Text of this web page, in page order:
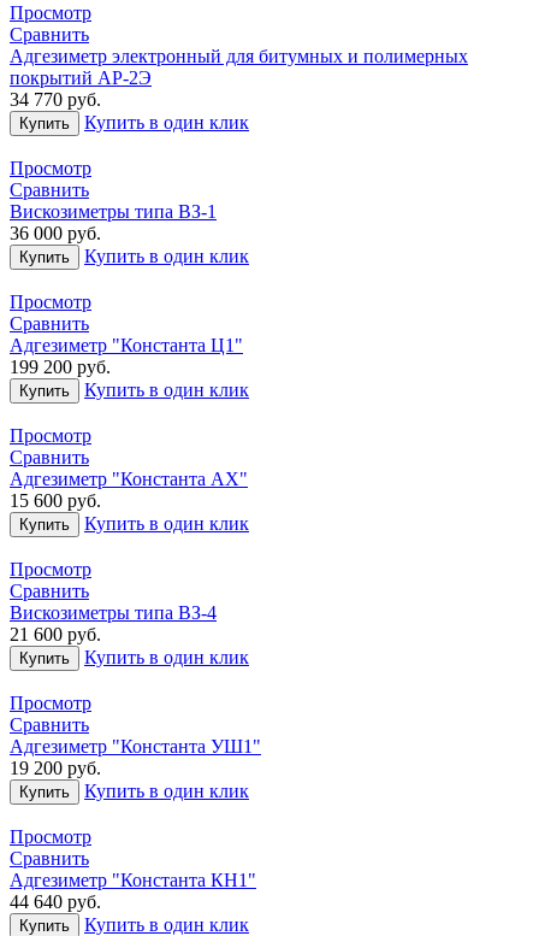
Просмотр
Сравнить
Адгезиметр электронный для битумных и полимерных
покрытий АР-2Э
34 770 руб.
Купить Купить в один клик
Просмотр
Сравнить
Вискозиметры типа ВЗ-1
36 000 руб.
Купить Купить в один клик
Просмотр
Сравнить
Адгезиметр "Константа Ц1"
199 200 руб.
Купить Купить в один клик
Просмотр
Сравнить
Адгезиметр "Константа АХ"
15 600 руб.
Купить Купить в один клик
Просмотр
Сравнить
Вискозиметры типа ВЗ-4
21 600 руб.
Купить Купить в один клик
Просмотр
Сравнить
Адгезиметр "Константа УШ1"
19 200 руб.
Купить Купить в один клик
Просмотр
Сравнить
Адгезиметр "Константа КН1"
44 640 руб.
Купить Купить в один клик